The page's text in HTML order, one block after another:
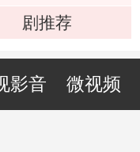
剧推荐
影音 微视频